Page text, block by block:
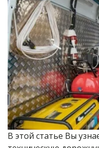
В этой статье Вы